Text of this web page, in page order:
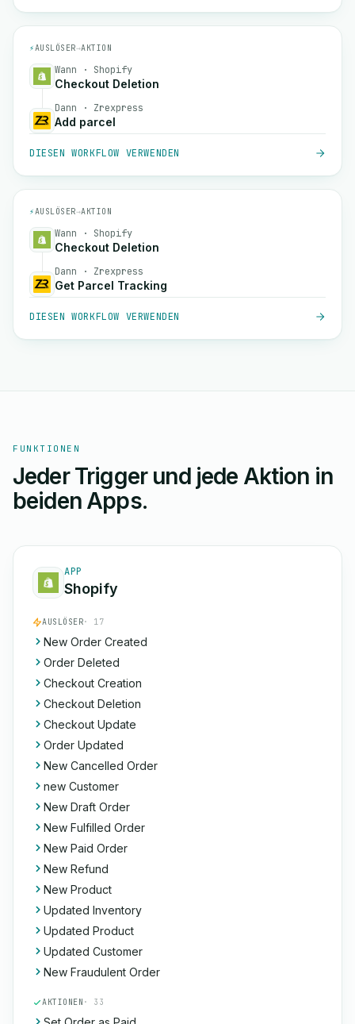
⚡AUSLÖSER→AKTION
Wann · Shopify
Checkout Deletion
Dann · Zrexpress
Add parcel
DIESEN WORKFLOW VERWENDEN
⚡AUSLÖSER→AKTION
Wann · Shopify
Checkout Deletion
Dann · Zrexpress
Get Parcel Tracking
DIESEN WORKFLOW VERWENDEN
FUNKTIONEN
Jeder Trigger und jede Aktion in
beiden Apps.
APP
Shopify
AUSLÖSER· 17
New Order Created
Order Deleted
Checkout Creation
Checkout Deletion
Checkout Update
Order Updated
New Cancelled Order
new Customer
New Draft Order
New Fulfilled Order
New Paid Order
New Refund
New Product
Updated Inventory
Updated Product
Updated Customer
New Fraudulent Order
AKTIONEN · 33